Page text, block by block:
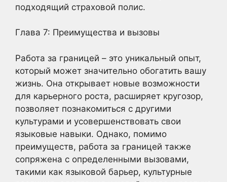
подходящий страховой полис.
Глава 7: Преимущества и вызовы
Работа за границей – это уникальный опыт,
который может значительно обогатить вашу
жизнь. Она открывает новые возможности
для карьерного роста, расширяет кругозор,
позволяет познакомиться с другими
культурами и усовершенствовать свои
языковые навыки. Однако, помимо
преимуществ, работа за границей также
сопряжена с определенными вызовами,
такими как языковой барьер, культурные